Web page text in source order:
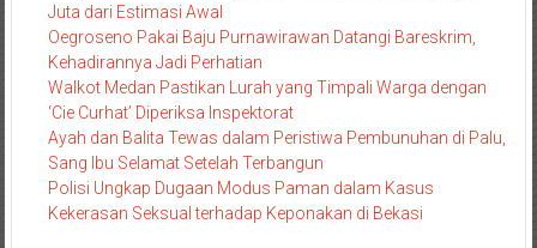
Juta dari Estimasi Awal
Oegroseno Pakai Baju Purnawirawan Datangi Bareskrim,
Kehadirannya Jadi Perhatian
Walkot Medan Pastikan Lurah yang Timpali Warga dengan
‘Cie Curhat’ Diperiksa Inspektorat
Ayah dan Balita Tewas dalam Peristiwa Pembunuhan di Palu,
Sang Ibu Selamat Setelah Terbangun
Polisi Ungkap Dugaan Modus Paman dalam Kasus
Kekerasan Seksual terhadap Keponakan di Bekasi